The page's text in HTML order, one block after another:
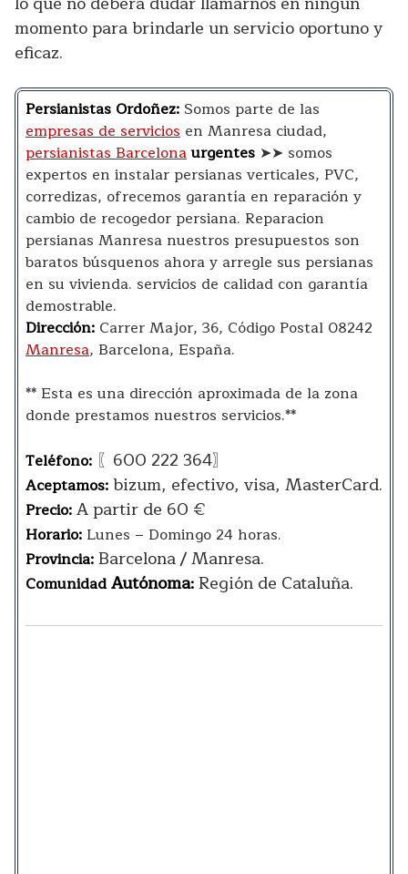
momento para brindarle un servicio oportuno y
eficaz.
Persianistas Ordoñez: Somos parte de las
empresas de servicios en Manresa ciudad,
persianistas Barcelonaurgentes ➤➤ somos
expertos en instalar persianas verticales, PVC,
corredizas, ofrecemos garantía en reparación y
cambio de recogedor persiana. Reparacion
persianas Manresa nuestros presupuestos son
baratos búsquenos ahora y arregle sus persianas
en su vivienda. servicios de calidad con garantía
demostrable.
Dirección: Carrer Major, 36, Código Postal 08242
Manresa, Barcelona, España.
** Esta es una dirección aproximada de la zona
donde prestamos nuestros servicios.**
Teléfono: 〖600 222 364〗
Aceptamos:bizum, efectivo, visa, MasterCard.
Precio:A partir de 60 €
Horario: Lunes – Domingo 24 horas.
Provincia:Barcelona / Manresa.
ComunidadAutónoma:Región de Cataluña.